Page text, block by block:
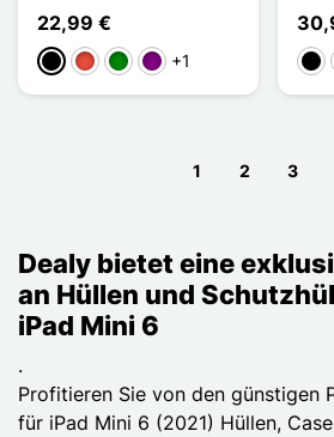
22,99 €
Schwarz
Rot GrünViolett
+1
1 2 3
Dealy bietet eine
an Hüllen und
iPad Mini 6
.
Profitieren Sie von den günstigen
für iPad Mini 6 (2021) Hüllen,